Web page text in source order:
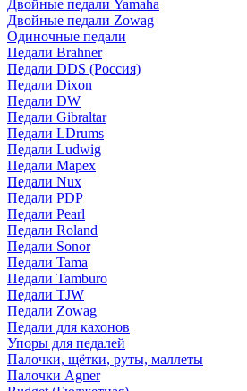
Двойные педали Yamaha
Двойные педали Zowag
Одиночные педали
Педали Brahner
Педали DDS (Россия)
Педали Dixon
Педали DW
Педали Gibraltar
Педали LDrums
Педали Ludwig
Педали Mapex
Педали Nux
Педали PDP
Педали Pearl
Педали Roland
Педали Sonor
Педали Tama
Педали Tamburo
Педали TJW
Педали Zowag
Педали для кахонов
Упоры для педалей
Палочки, щётки, руты, маллеты
Палочки Agner